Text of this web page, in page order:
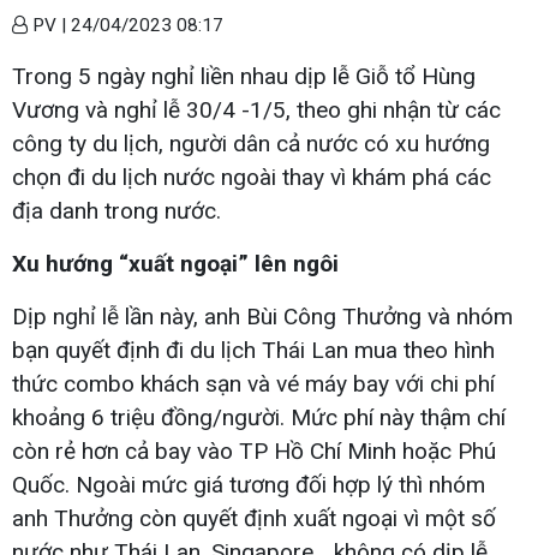
PV | 24/04/2023 08:17
Trong 5 ngày nghỉ liền nhau dịp lễ Giỗ tổ Hùng
Vương và nghỉ lễ 30/4 -1/5, theo ghi nhận từ các
công ty du lịch, người dân cả nước có xu hướng
chọn đi du lịch nước ngoài thay vì khám phá các
địa danh trong nước.
Xu hướng “xuất ngoại” lên ngôi
Dịp nghỉ lễ lần này, anh Bùi Công Thưởng và nhóm
bạn quyết định đi du lịch Thái Lan mua theo hình
thức combo khách sạn và vé máy bay với chi phí
khoảng 6 triệu đồng/người. Mức phí này thậm chí
còn rẻ hơn cả bay vào TP Hồ Chí Minh hoặc Phú
Quốc. Ngoài mức giá tương đối hợp lý thì nhóm
anh Thưởng còn quyết định xuất ngoại vì một số